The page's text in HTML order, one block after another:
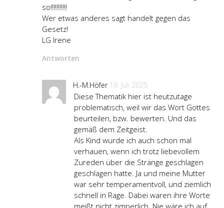
so!!!!!!!!!!!
Wer etwas anderes sagt handelt gegen das
Gesetz!
LG Irene
Antworten
H.-M.Höfer 19. Juli 2025
Diese Thematik hier ist heutzutage
problematisch, weil wir das Wort Gottes
beurteilen, bzw. bewerten. Und das
gemäß dem Zeitgeist.
Als Kind wurde ich auch schon mal
verhauen, wenn ich trotz liebevollem
Zureden über die Stränge geschlagen
geschlagen hatte. Ja und meine Mutter
war sehr temperamentvoll, und ziemlich
schnell in Rage. Dabei waren ihre Worte